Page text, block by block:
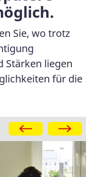
Sie, wo trotz
Stärken liegen
für die